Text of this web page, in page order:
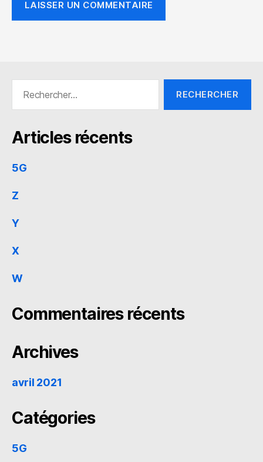
Articles récents
5G
Z
Y
X
W
Commentaires récents
Archives
avril 2021
Catégories
5G